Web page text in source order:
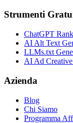
Strumenti
ChatGPT
AI Alt Text
LLMs.txt
AI Ad
Azienda
Blog
Chi Siamo
Programma